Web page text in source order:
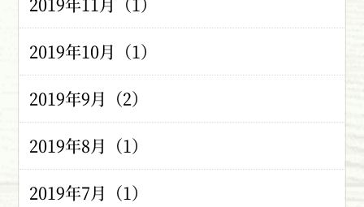
2019年10月（1）
2019年9月（2）
2019年8月（1）
2019年7月（1）